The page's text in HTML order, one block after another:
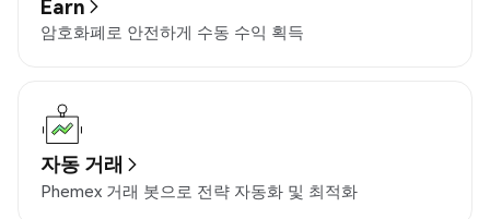
Earn
암호화폐로 안전하게 수동 수익 획득
자동 거래
Phemex 거래 봇으로 전략 자동화 및 최적화